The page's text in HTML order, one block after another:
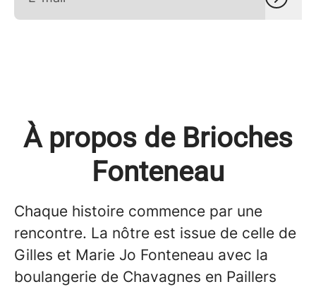
À propos de Brioches
Fonteneau
Chaque histoire commence par une
rencontre. La nôtre est issue de celle de
Gilles et Marie Jo Fonteneau avec la
boulangerie de Chavagnes en Paillers